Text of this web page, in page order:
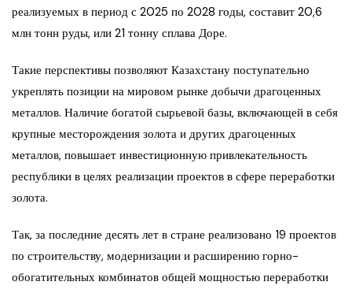
реализуемых в период с 2025 по 2028 годы, составит 20,6
млн тонн руды, или 21 тонну сплава Доре.
Такие перспективы позволяют Казахстану поступательно
укреплять позиции на мировом рынке добычи драгоценных
металлов. Наличие богатой сырьевой базы, включающей в себя
крупные месторождения золота и других драгоценных
металлов, повышает инвестиционную привлекательность
республики в целях реализации проектов в сфере переработки
золота.
Так, за последние десять лет в стране реализовано 19 проектов
по строительству, модернизации и расширению горно-
обогатительных комбинатов общей мощностью переработки